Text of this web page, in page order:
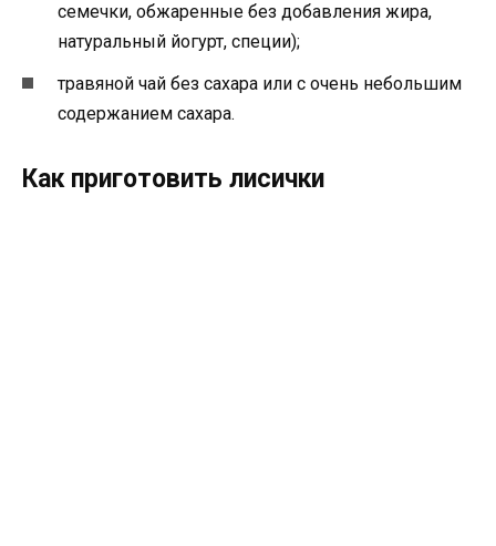
семечки, обжаренные без добавления жира,
натуральный йогурт, специи);
травяной чай без сахара или с очень небольшим
содержанием сахара.
Как приготовить лисички